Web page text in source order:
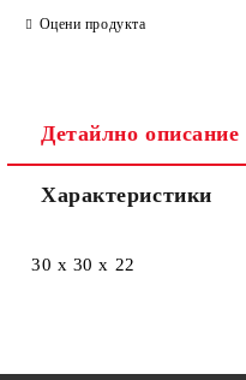
Оцени продукта
Детайлно описание
Характеристики
30 x 30 x 22